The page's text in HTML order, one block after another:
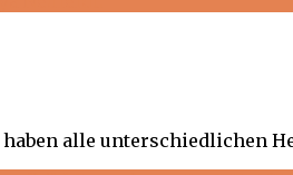
alle unterschiedlichen